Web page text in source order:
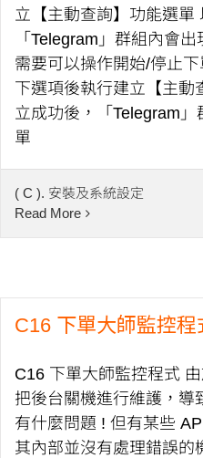
立【主動查詢】功能選單
「Telegram」群組內會
需要可以操作開始/停止
下選項後執行建立【主動
立成功後，「Telegram
單
( C ). 安裝及系統設定
Read More
C16 下單大師監控程
C16 下單大師監控程式
把後台關機進行維護，導
有什麼問題 ! 但有某些
其內部並沒有處理錯誤的